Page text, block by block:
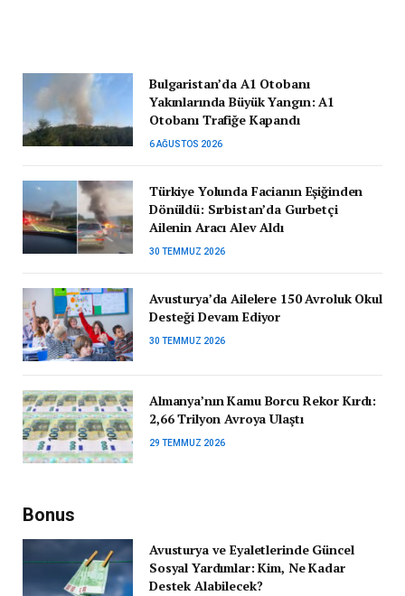
Bulgaristan’da A1 Otobanı
Yakınlarında Büyük Yangın: A1
Otobanı Trafiğe Kapandı
6 AĞUSTOS 2026
Türkiye Yolunda Facianın Eşiğinden
Dönüldü: Sırbistan’da Gurbetçi
Ailenin Aracı Alev Aldı
30 TEMMUZ 2026
Avusturya’da Ailelere 150 Avroluk Okul
Desteği Devam Ediyor
30 TEMMUZ 2026
Almanya’nın Kamu Borcu Rekor Kırdı:
2,66 Trilyon Avroya Ulaştı
29 TEMMUZ 2026
Bonus
Avusturya ve Eyaletlerinde Güncel
Sosyal Yardımlar: Kim, Ne Kadar
Destek Alabilecek?